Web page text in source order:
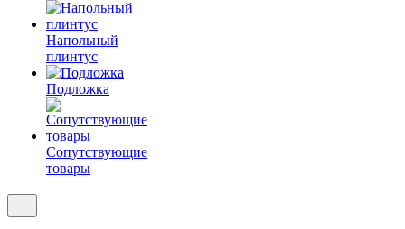
Напольный
плинтус
Подложка
Сопутствующие
товары